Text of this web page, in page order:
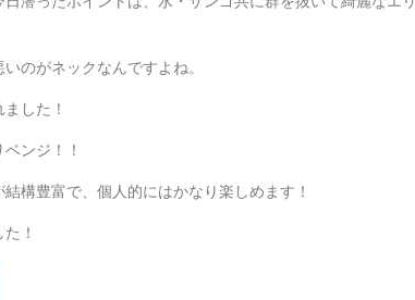
のがネックなんですよね。
した！
ンジ！！
構豊富で、個人的にはかなり楽しめます！
！